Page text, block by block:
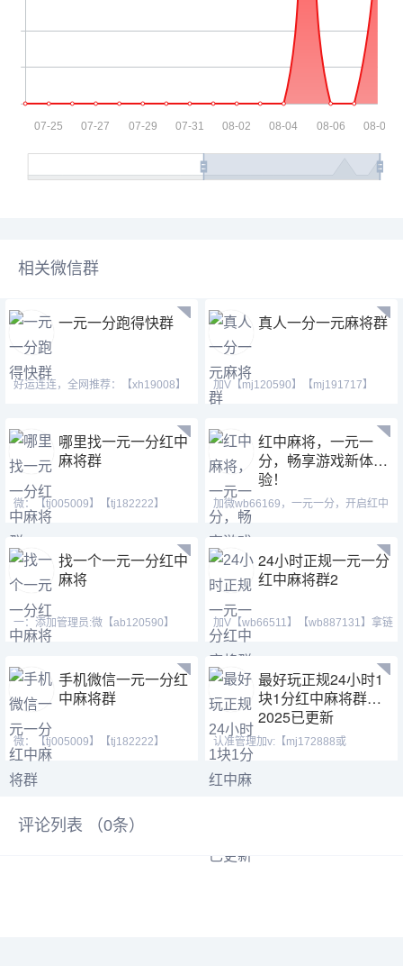
相关微信群
一元一分跑得快群
好运连连，全网推荐：【xh19008】
真人一分一元麻将群
加V【mj120590】【mj191717】
【ab120590】此群火爆正
哪里找一元一分红中
麻将群
微：【tj005009】【tj182222】
红中麻将，一元一
分，畅享游戏新体
验！
加微wb66169，一元一分，开启红中
麻将精彩生活！
找一个一元一分红中
麻将
一：添加管理员:微【ab120590】
【mj120590】【hf420624
24小时正规一元一分
红中麻将群2
加V【wb66511】【wb887131】拿链
接下载，下好拉你进麻
手机微信一元一分红
中麻将群
微：【tj005009】【tj182222】
最好玩正规24小时1
块1分红中麻将群
2025已更新
认准管理加v:【mj172888或
mj172889】【mj172887】稳定
评论列表 （0条）